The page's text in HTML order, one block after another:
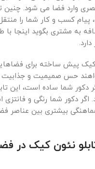
وارد فضا می شود. چنین
پیام کسب و کار شما را
به مشتری بگوید اینجا با
کیک پیش ساخته برای
حس صمیمیت و جذابیت
دکور شما ساده است، این
اگر دکور شما رنگی و
بیشتری بین عناصر
نئون کیک در